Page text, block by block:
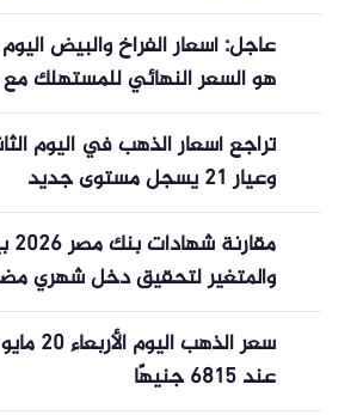
عاجل: أسعار الفراخ والبيض
هو السعر النهائي للمستهلك مع
2026
تراجع أسعار الذهب في اليوم
وعيار 21 يسجل مستوى جديد
والمتغير لتحقيق دخل شهري
عند 6815 جنيهًا